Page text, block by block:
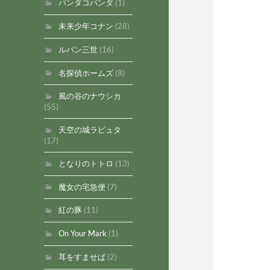
パンダコパンダ (1)
未来少年コナン (28)
ルパン三世(16)
名探偵ホームズ(8)
風の谷のナウシカ
(55)
天空の城ラピュタ
(17)
となりのトトロ (13)
魔女の宅急便 (7)
紅の豚(11)
On Your Mark(1)
耳をすませば(2)